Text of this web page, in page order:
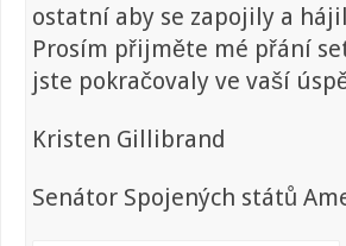
ostatní aby se zapojily a
Prosím přijměte mé přání
jste pokračovaly ve vaší
Kristen Gillibrand
Senátor Spojených států